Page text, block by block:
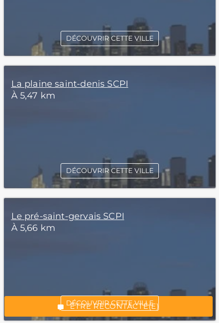
“Excellent”, 165 avis
ÊTRE RECONTACTÉ(E)
DÉCOUVRIR CETTE VILLE
La plaine saint-denis SCPI
À 5,47 km
DÉCOUVRIR CETTE VILLE
Le pré-saint-gervais SCPI
À 5,66 km
DÉCOUVRIR CETTE VILLE